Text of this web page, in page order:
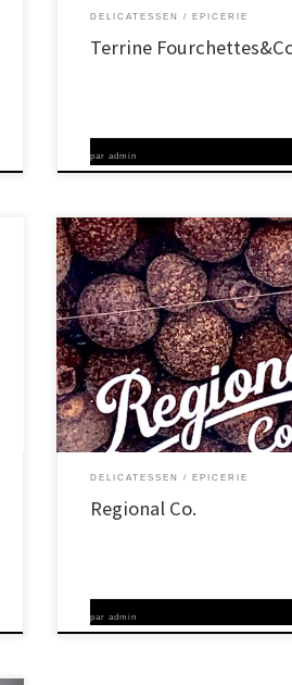
DELICATESSEN EPICERIE
Terrine
par admin
Depuis 1921, Regional Co. allie
valeur d’expérience. Ils sont fiers de
des essences et des saveurs du monde
cardamome d’Inde, de sel de Perse,
sont sélectionnés à la main et
des matériaux […]
DELICATESSEN EPICERIE
Regional Co.
par admin